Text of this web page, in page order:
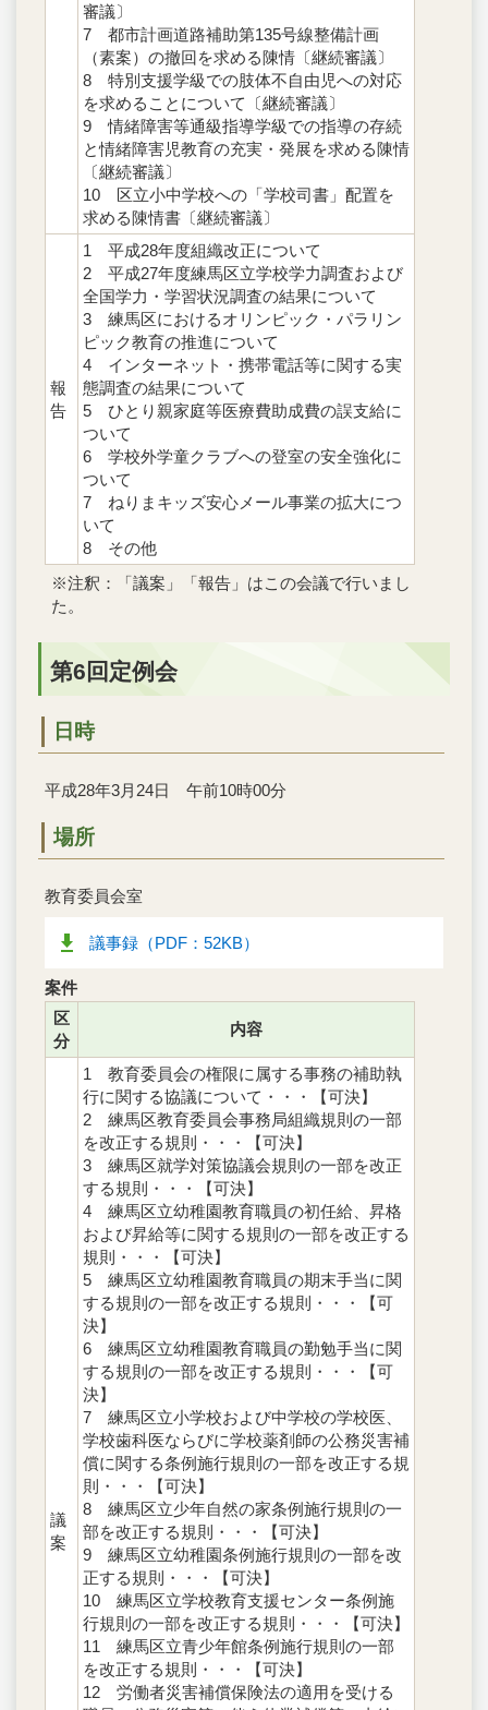
審議〕
7 都市計画道路補助第135号線整備計画
（素案）の撤回を求める陳情〔継続審議〕
8 特別支援学級での肢体不自由児への対応
を求めることについて〔継続審議〕
9 情緒障害等通級指導学級での指導の存続
と情緒障害児教育の充実・発展を求める陳情
〔継続審議〕
10 区立小中学校への「学校司書」配置を
求める陳情書〔継続審議〕
報
告
1 平成28年度組織改正について
2 平成27年度練馬区立学校学力調査および
全国学力・学習状況調査の結果について
3 練馬区におけるオリンピック・パラリン
ピック教育の推進について
4 インターネット・携帯電話等に関する実
態調査の結果について
5 ひとり親家庭等医療費助成費の誤支給に
ついて
6 学校外学童クラブへの登室の安全強化に
ついて
7 ねりまキッズ安心メール事業の拡大につ
いて
8 その他
※注釈：「議案」「報告」はこの会議で行いまし
た。
第6回定例会
日時
平成28年3月24日 午前10時00分
場所
教育委員会室
議事録（PDF：52KB）
案件
区
分
内容
議
案
1 教育委員会の権限に属する事務の補助執
行に関する協議について・・・【可決】
2 練馬区教育委員会事務局組織規則の一部
を改正する規則・・・【可決】
3 練馬区就学対策協議会規則の一部を改正
する規則・・・【可決】
4 練馬区立幼稚園教育職員の初任給、昇格
および昇給等に関する規則の一部を改正する
規則・・・【可決】
5 練馬区立幼稚園教育職員の期末手当に関
する規則の一部を改正する規則・・・【可
決】
6 練馬区立幼稚園教育職員の勤勉手当に関
する規則の一部を改正する規則・・・【可
決】
7 練馬区立小学校および中学校の学校医、
学校歯科医ならびに学校薬剤師の公務災害補
償に関する条例施行規則の一部を改正する規
則・・・【可決】
8 練馬区立少年自然の家条例施行規則の一
部を改正する規則・・・【可決】
9 練馬区立幼稚園条例施行規則の一部を改
正する規則・・・【可決】
10 練馬区立学校教育支援センター条例施
行規則の一部を改正する規則・・・【可決】
11 練馬区立青少年館条例施行規則の一部
を改正する規則・・・【可決】
12 労働者災害補償保険法の適用を受ける